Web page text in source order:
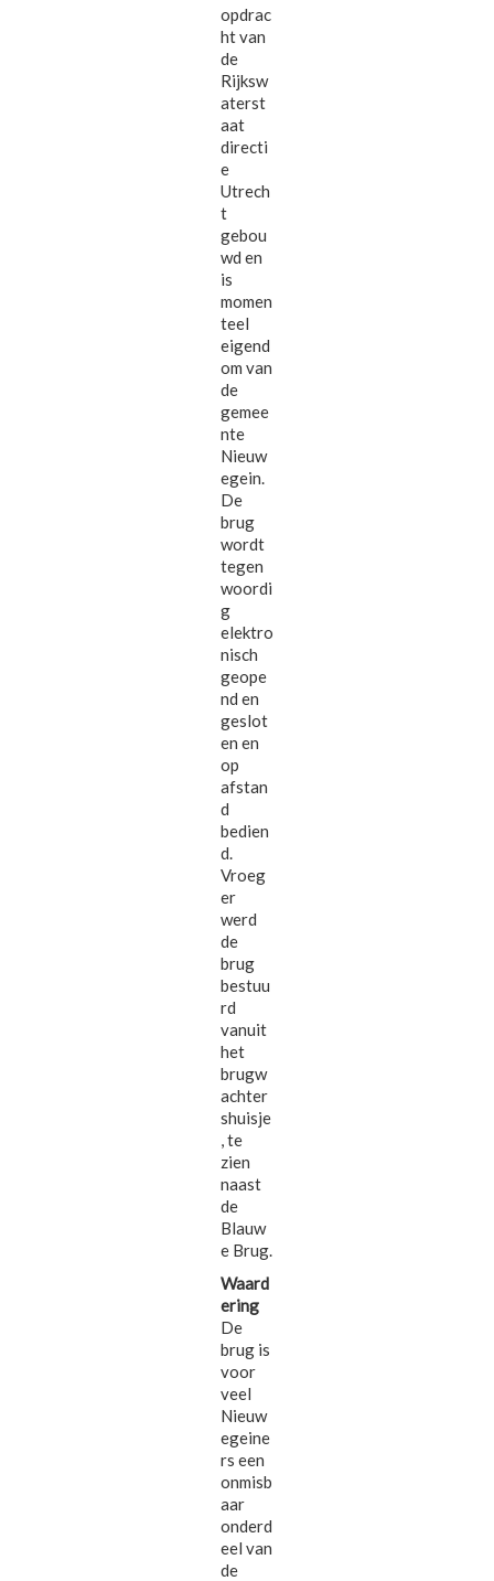
opdrac
ht van
de
Rijksw
aterst
aat
directi
e
Utrech
t
gebou
wd en
is
momen
teel
eigend
om van
de
gemee
nte
Nieuw
egein.
De
brug
wordt
tegen
woordi
g
elektro
nisch
geope
nd en
geslot
en en
op
afstan
d
bedien
d.
Vroeg
er
werd
de
brug
bestuu
rd
vanuit
het
brugw
achter
shuisje
, te
zien
naast
de
Blauw
e Brug.
Waard
ering
De
brug is
voor
veel
Nieuw
egeine
rs een
onmisb
aar
onderd
eel van
de